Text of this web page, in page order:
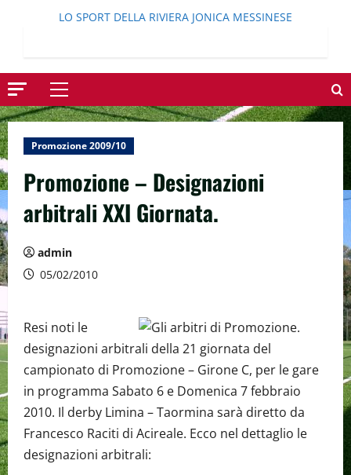
LO SPORT DELLA RIVIERA JONICA MESSINESE
Menu
principale
Promozione 2009/10
Promozione – Designazioni
arbitrali XXI Giornata.
admin
05/02/2010
Resi noti le
designazioni arbitrali della 21 giornata del
campionato di Promozione – Girone C, per le gare
in programma Sabato 6 e Domenica 7 febbraio
2010. Il derby Limina – Taormina sarà diretto da
Francesco Raciti di Acireale. Ecco nel dettaglio le
designazioni arbitrali: